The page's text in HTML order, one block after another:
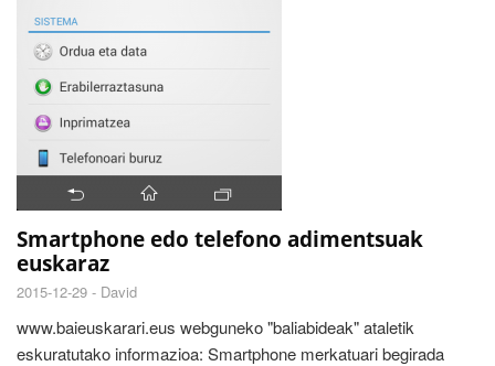
Smartphone edo telefono adimentsuak
euskaraz
2015-12-29 - David
www.baieuskarari.eus webguneko "baliabideak" ataletik
eskuratutako informazioa: Smartphone merkatuari begirada